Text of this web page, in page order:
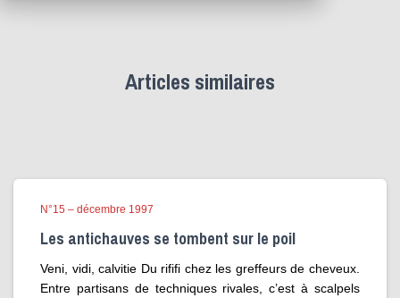
Articles similaires
N°15 – décembre 1997
Les antichauves se tombent sur le poil
Veni, vidi, calvitie Du rififi chez les greffeurs de cheveux.
Entre partisans de techniques rivales, c’est à scalpels